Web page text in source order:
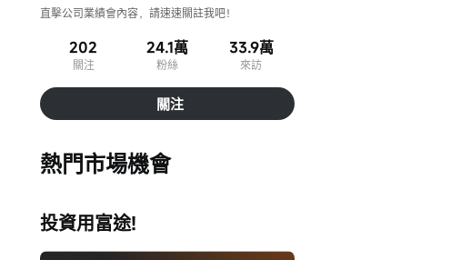
直擊公司業績會內容，請速速關註我吧！
202
關注
24.1萬
粉絲
33.9萬
來訪
關注
熱門市場機會
投資用富途!